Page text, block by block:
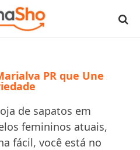
PR que Une
de sapatos em
femininos atuais,
fácil, você está no